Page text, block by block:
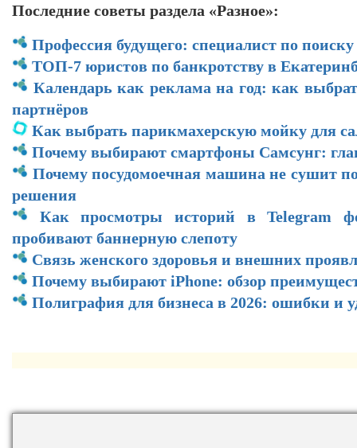
Последние советы раздела «Разное»:
Профессия будущего: специалист по
ТОП-7 юристов по банкротству в
Календарь как реклама на год: как
партнёров
Как выбрать парикмахерскую мойку для
Почему выбирают смартфоны Самсунг:
Почему посудомоечная машина не сушит
решения
Как просмотры историй в Telegram
пробивают баннерную слепоту
Связь женского здоровья и внешних
Почему выбирают iPhone: обзор
Полиграфия для бизнеса в 2026: ошибки и